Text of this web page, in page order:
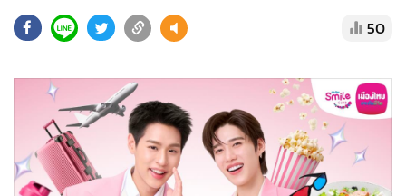
• Cyber BIZ
• ผู้จัดกวน
Green Innovation & SD
Management & HR
• MGR Live
• Infographic
50